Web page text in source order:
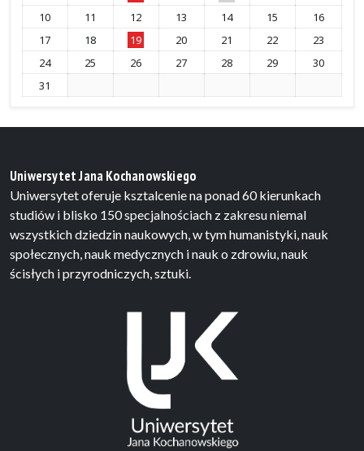
10
11 12 13 14 15
16
17
18 19 20 21 22
23
24
25 26 27 28 29
30
31
Uniwersytet Jana Kochanowskiego
Uniwersytet oferuje ksztalcenie na ponad 60 kierunkach
studiów i blisko 150 specjalnościach z zakresu niemal
wszystkich dziedzin naukowych, w tym humanistyki, nauk
społecznych, nauk medycznych i nauk o zdrowiu, nauk
ścisłych i przyrodniczych, sztuki.